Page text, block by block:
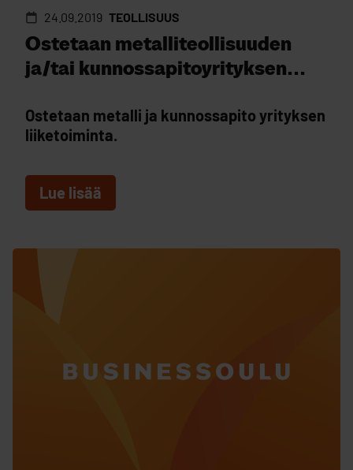
24.09.2019 TEOLLISUUS
Ostetaan metalliteollisuuden
ja/tai kunnossapitoyrityksen...
Ostetaan metalli ja kunnossapito yrityksen
liiketoiminta.
Lue lisää